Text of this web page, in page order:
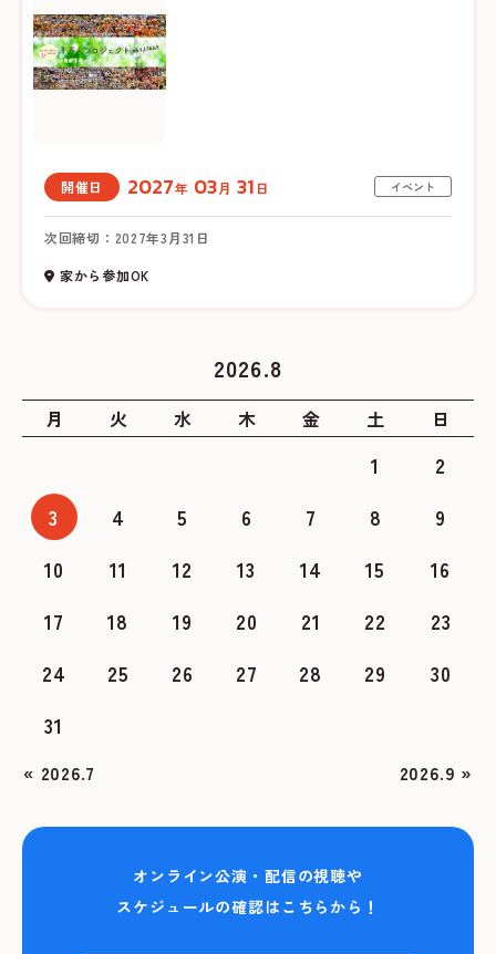
開催日 2027年 03月 31 日 イベント
次回締切：2027年3月31日
家から参加OK
2026.8
月 火 水 木 金 土 日
« 2026.7 2026.9 »
1
2
3
4 5 6 7 8
9
10
11 12 13 14 15
16
17
18 19 20 21 22
23
24
25 26 27 28 29
30
31
オンライン公演・配信の視聴や
スケジュールの確認はこちらから！